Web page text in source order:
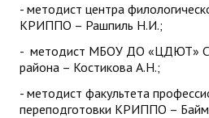
- методист центра
КРИППО – Рашпиль Н.И.;
- методист МБОУ ДО «ЦДЮТ»
района – Костикова А.Н.;
- методист факультета
переподготовки КРИППО –